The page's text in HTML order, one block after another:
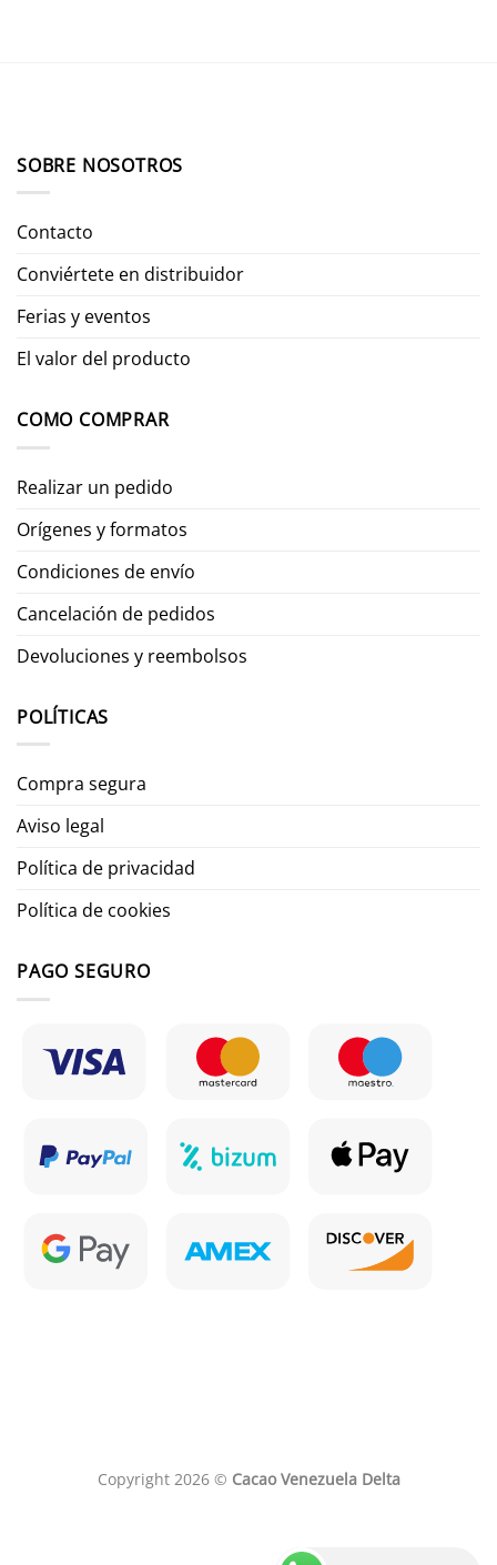
SOBRE NOSOTROS
Contacto
Conviértete en distribuidor
Ferias y eventos
El valor del producto
COMO COMPRAR
Realizar un pedido
Orígenes y formatos
Condiciones de envío
Cancelación de pedidos
Devoluciones y reembolsos
POLÍTICAS
Compra segura
Aviso legal
Política de privacidad
Política de cookies
PAGO SEGURO
Copyright 2026 © Cacao Venezuela Delta